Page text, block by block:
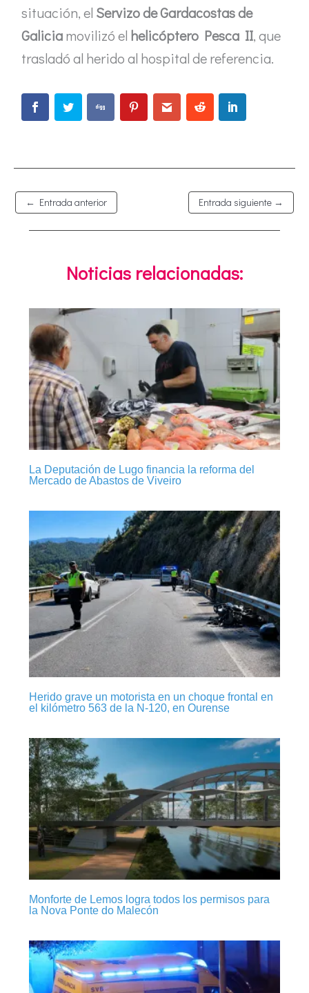
situación, el Servizo de Gardacostas de
Galiciamovilizó el helicóptero Pesca II, que
trasladó al herido al hospital de referencia.
← Entrada anterior Entrada siguiente →
Noticias relacionadas:
La Deputación de Lugo financia la reforma del
Mercado de Abastos de Viveiro
Herido grave un motorista en un choque frontal en
el kilómetro 563 de la N-120, en Ourense
Monforte de Lemos logra todos los permisos para
la Nova Ponte do Malecón